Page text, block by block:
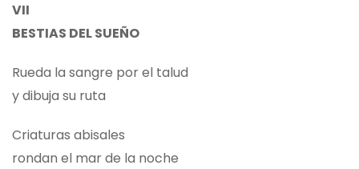
VII
BESTIAS DEL SUEÑO
Rueda la sangre por el talud
y dibuja su ruta
Criaturas abisales
rondan el mar de la noche